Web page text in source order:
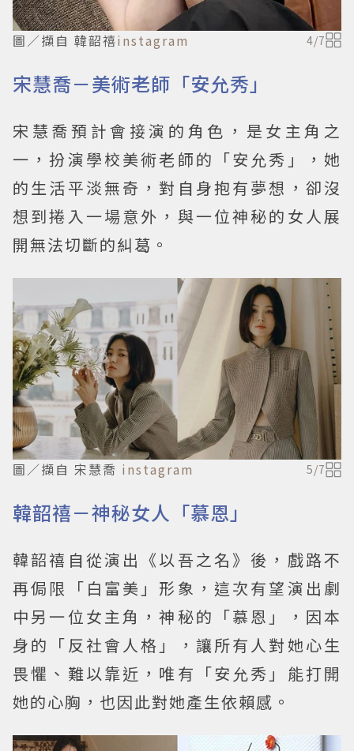
圖／擷自 韓韶禧instagram 4/7
宋慧喬－美術老師「安允秀」
宋慧喬預計會接演的角色，是女主角之
一，扮演學校美術老師的「安允秀」，她
的生活平淡無奇，對自身抱有夢想，卻沒
想到捲入一場意外，與一位神秘的女人展
開無法切斷的糾葛。
圖／擷自 宋慧喬 instagram 5/7
韓韶禧－神秘女人「慕恩」
韓韶禧自從演出《以吾之名》後，戲路不
再侷限「白富美」形象，這次有望演出劇
中另一位女主角，神秘的「慕恩」，因本
身的「反社會人格」，讓所有人對她心生
畏懼、難以靠近，唯有「安允秀」能打開
她的心胸，也因此對她產生依賴感。